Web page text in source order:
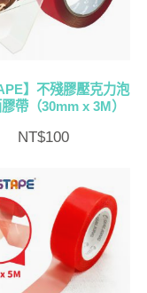
】不殘膠壓克力泡
帶（30mm x 3M）
NT$100